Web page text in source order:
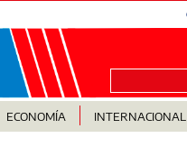
ECONOMÍA INTERNACIONAL